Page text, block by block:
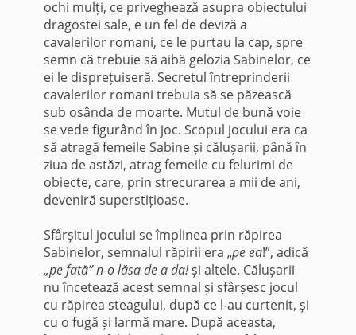
ochi mulți, ce priveghează asupra obiectului
dragostei sale, e un fel de deviză a
cavalerilor romani, ce le purtau la cap, spre
semn că trebuie să aibă gelozia Sabinelor, ce
ei le disprețuiseră. Secretul întreprinderii
cavalerilor romani trebuia să se păzească
sub osânda de moarte. Mutul de bună voie
se vede figurând în joc. Scopul jocului era ca
să atragă femeile Sabine și călușarii, până în
ziua de astăzi, atrag femeile cu felurimi de
obiecte, care, prin strecurarea a mii de ani,
deveniră superstițioase.
Sfârșitul jocului se împlinea prin răpirea
Sabinelor, semnalul răpirii era „pe ea!”, adică
„pe fată” n-o lăsa de a da!și altele. Călușarii
nu încetează acest semnal și sfârșesc jocul
cu răpirea steagului, după ce l-au curtenit, și
cu o fugă și larmă mare. După aceasta,